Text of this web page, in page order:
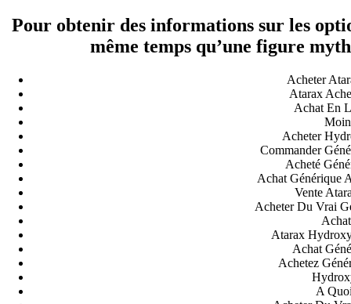
Pour obtenir des informations sur les
même temps qu’une figure
Acheter
Atarax
Achat En
Acheter
Commander
Acheté
Achat Générique
Vente
Acheter Du Vrai
Atarax
Achat
Achetez
A
Orgulhosamente desenvolvido com